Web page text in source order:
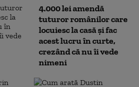
4.000 lei amendă
tuturor românilor care
locuiesc la casă și fac
acest lucru în curte,
crezând că nu îi vede
nimeni